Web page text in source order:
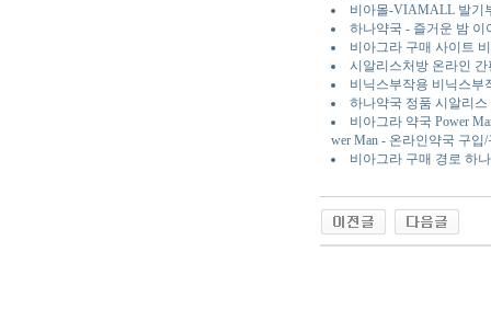
비아몰-VIAMALL 발기
하나약국 - 즐거운 밤
비아그라 구매 사이트
시알리스처방 온라인 간
비닉스부작용 비닉스부
하나약국 정품 시알리
비아그라 약국 Power
wer Man - 온라인약국 구
비아그라 구매 경로 하